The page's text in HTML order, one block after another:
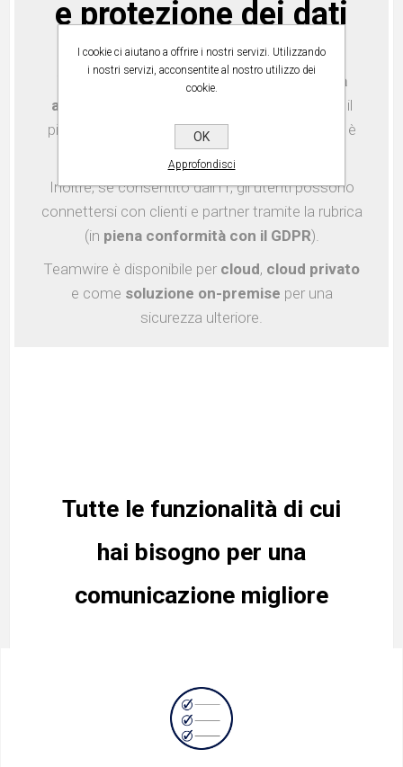
e protezione dei dati
Teamwire offre unacomunicazione sicura
anche con utenti esterni
: è possibile avere il
pieno controllo sull'accesso poichè teamwire è
l'IT a fornire ID e password.
Inoltre, se consentito dall'IT, gli utenti possono
connettersi con clienti e partner tramite la rubrica
(in piena conformità con il GDPR).
Teamwire è disponibile per cloud, cloud privato
e come soluzione on-premise per una
sicurezza ulteriore.
Tutte le funzionalità di cui
hai bisogno per una
comunicazione migliore
I cookie ci aiutano a offrire i nostri servizi. Utilizzando
i nostri servizi, acconsentite al nostro utilizzo dei
cookie.
OK
Approfondisci